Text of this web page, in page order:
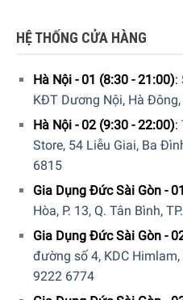
Giàn rửa trênchuyên rửa
Giàn rửa dướicó khoang
chảo và chén đĩa lớn.
Ngăn chứa muối rửa và
bên trong, máy sẽ báo
Phần cánh cửa
rửa, giúp chén đĩa sáng
Công suất hoạt động
Máy rửa chén Rosières
đĩa Châu Âutương đương với
Máy có công suất hoạt động
HỆ THỐNG CỬA HÀNG
Hà Nội - 01 (8:30 - 21:00):
KĐT Dương Nội, Hà Đông,
Hà Nội - 02 (9:30 - 22:00):
Store, 54 Liễu Giai, Ba
6815
Gia Dụng Đức Sài Gòn -
Hòa, P. 13, Q. Tân Bình,
Gia Dụng Đức Sài Gòn -
đường số 4, KDC Himlam,
9222 6774